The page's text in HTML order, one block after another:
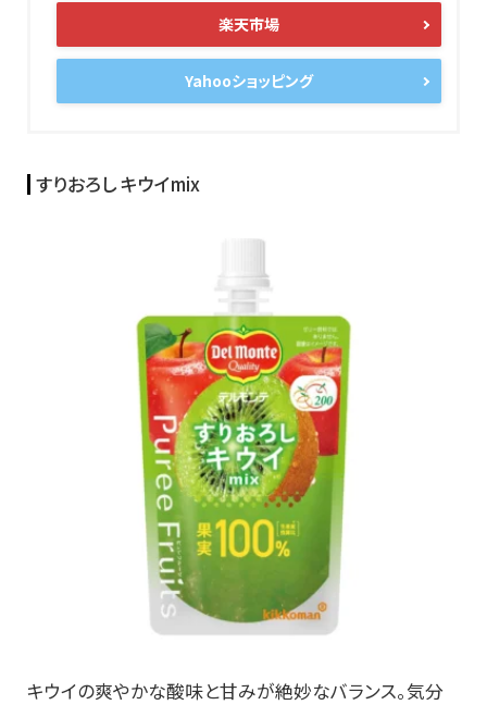
楽天市場
Yahooショッピング
すりおろし キウイmix
キウイの爽やかな酸味と甘みが絶妙なバランス。気分